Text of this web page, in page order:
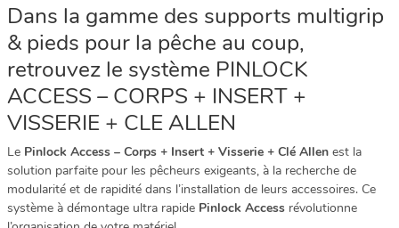
Dans la gamme des supports multigrip
& pieds pour la pêche au coup,
retrouvez le système PINLOCK
ACCESS – CORPS + INSERT +
VISSERIE + CLE ALLEN
Le Pinlock Access – Corps + Insert + Visserie + Clé Allen est la
solution parfaite pour les pêcheurs exigeants, à la recherche de
modularité et de rapidité dans l’installation de leurs accessoires. Ce
système à démontage ultra rapide Pinlock Access révolutionne